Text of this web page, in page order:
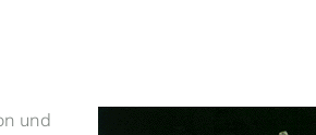
und